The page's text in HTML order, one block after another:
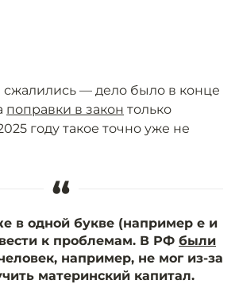
— дело было в конце
поправки в закон только
году такое точно уже не
“
в одной букве (например е и
к проблемам. В РФ были
например, не мог из-за
материнский капитал.